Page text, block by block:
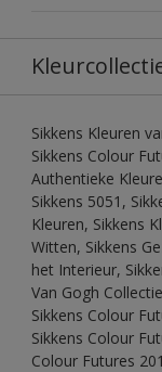
Sikkens Kleuren
Sikkens Colour
Authentieke
Sikkens 5051,
Kleuren, Sikkens
Witten, Sikkens
het Interieur,
Van Gogh
Sikkens Colour
Sikkens Colour
Colour Futures